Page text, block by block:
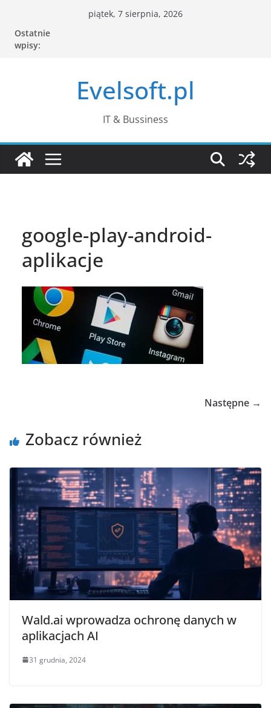
treści
piątek, 7 sierpnia, 2026
Ostatnie
wpisy:
Evelsoft.pl
IT & Bussiness
google-play-android-
aplikacje
Następne →
Zobacz również
Wald.ai wprowadza ochronę danych w
aplikacjach AI
31 grudnia, 2024